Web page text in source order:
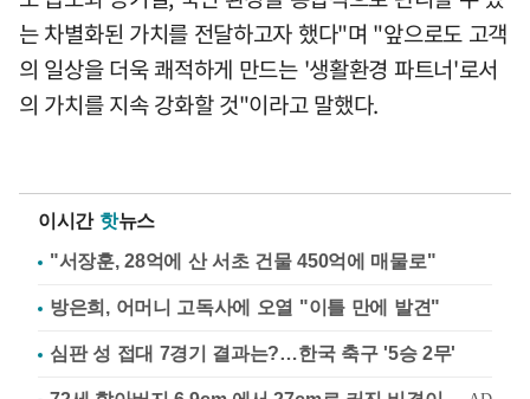
는 차별화된 가치를 전달하고자 했다"며 "앞으로도 고객
의 일상을 더욱 쾌적하게 만드는 '생활환경 파트너'로서
의 가치를 지속 강화할 것"이라고 말했다.
이시간 핫뉴스
"서장훈, 28억에 산 서초 건물 450억에 매물로"
방은희, 어머니 고독사에 오열 "이틀 만에 발견"
심판 성 접대 7경기 결과는?…한국 축구 '5승 2무'